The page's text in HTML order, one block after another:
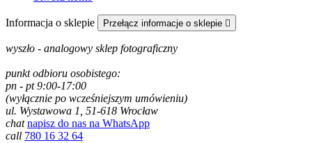
Informacja o sklepie Przełącz informacje o sklepie 
wyszło - analogowy sklep fotograficzny
punkt odbioru osobistego:
pn - pt 9:00-17:00
(wyłącznie po wcześniejszym umówieniu)
ul. Wystawowa 1, 51-618 Wrocław
chat napisz do nas na WhatsApp
call 780 16 32 64